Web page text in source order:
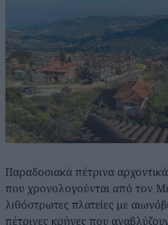
Παραδοσιακά πέτρινα
που χρονολογούνται από τον
λιθόστρωτες πλατείες με
πέτρινες κρήνες που